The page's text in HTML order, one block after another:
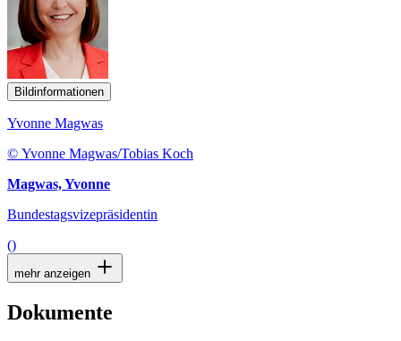
Bildinformationen
Yvonne Magwas
© Yvonne Magwas/Tobias Koch
Magwas, Yvonne
Bundestagsvizepräsidentin
()
mehr anzeigen
Dokumente